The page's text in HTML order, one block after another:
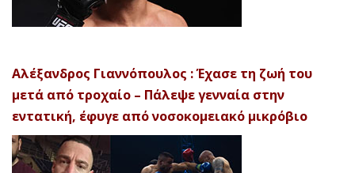
Αλέξανδρος Γιαννόπουλος : Έχασε τη ζωή του
μετά από τροχαίο – Πάλεψε γενναία στην
εντατική, έφυγε από νοσοκομειακό μικρόβιο